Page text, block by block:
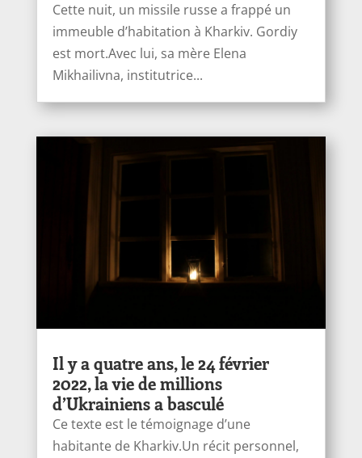
Cette nuit, un missile russe a frappé un
immeuble d’habitation à Kharkiv. Gordiy
est mort.Avec lui, sa mère Elena
Mikhailivna, institutrice...
Il y a quatre ans, le 24 février
2022, la vie de millions
d’Ukrainiens a basculé
Ce texte est le témoignage d’une
habitante de Kharkiv.Un récit personnel,